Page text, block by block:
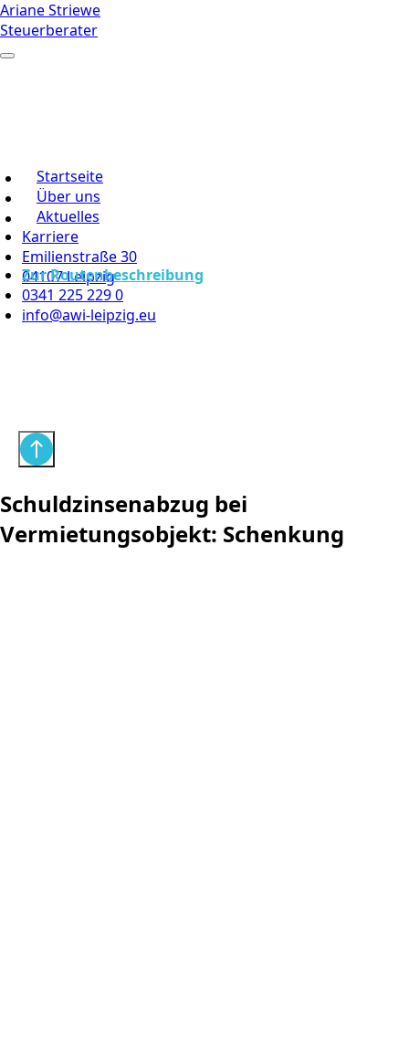
Ariane Striewe
Steuerberater
Startseite
Über uns
Aktuelles
Karriere
Emilienstraße 30
04107 Leipzig
Zur Routenbeschreibung
0341 225 229 0
info@awi-leipzig.eu
Schuldzinsenabzug bei
Vermietungsobjekt: Schenkung